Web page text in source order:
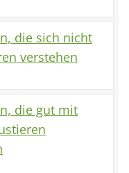
die sich nicht
verstehen
die gut mit